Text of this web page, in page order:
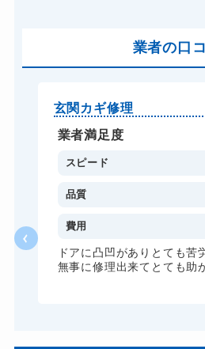
スーツケースカギ開け
ロッカーカギ開け
ドアノブカギ開け
ドアノブカギ交換
業者の口
玄関カギ修理
業者満足度
スピード
品質
費用
ドアに凸凹がありとても苦
無事に修理出来てとても助